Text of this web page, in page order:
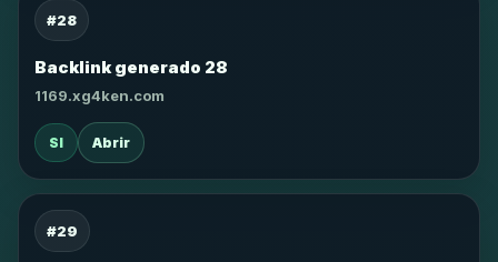
#28
Backlink generado 28
1169.xg4ken.com
SI Abrir
#29